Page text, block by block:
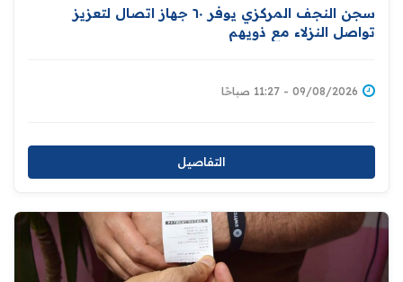
سجن النجف المركزي يوفر ٦٠ جهاز اتصال لتعزيز
تواصل النزلاء مع ذويهم
09/08/2026 - 11:27 صباحًا
التفاصيل